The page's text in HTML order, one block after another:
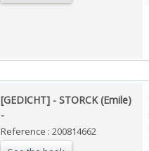
‎[GEDICHT] - STORCK (Emile)
- ‎
Reference : 200814662